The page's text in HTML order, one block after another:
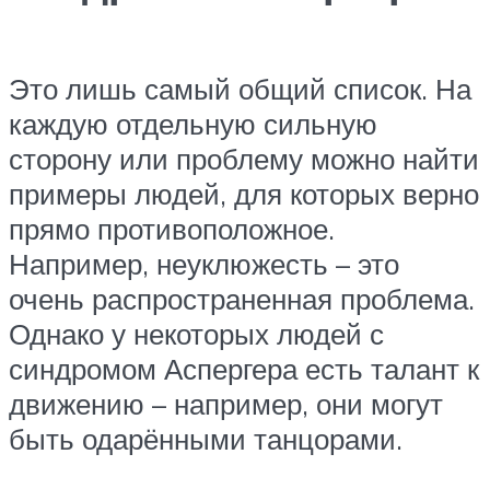
Это лишь самый общий список. На
каждую отдельную сильную
сторону или проблему можно найти
примеры людей, для которых верно
прямо противоположное.
Например, неуклюжесть – это
очень распространенная проблема.
Однако у некоторых людей с
синдромом Аспергера есть талант к
движению – например, они могут
быть одарёнными танцорами.